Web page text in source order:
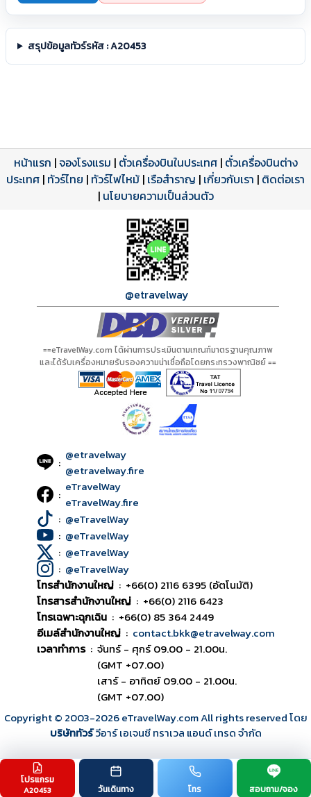
สรุปข้อมูลทัวร์รหัส : A20453
โปรแกรม
A20453 วันเดินทาง โทร สอบถาม/จอง
โปรแกรมทัวร์
ดาวน์โหลด PDF
รีวิวลูกค้าจริง
รีวิวจาก eTravelWay
เปิดหน้าเต็ม
ใบอนุญาตนำเที่ยว
เลขที่ 11/11450
เปิดหน้าเต็ม
หน้าแรก |จองโรงแรม | ตั๋วเครื่องบินในประเทศ| ตั๋วเครื่องบินต่าง
ประเทศ | ทัวร์ไทย | ทัวร์ไฟไหม้ | เรือสำราญ | เกี่ยวกับเรา | ติดต่อเรา
| นโยบายความเป็นส่วนตัว
@etravelway
==eTravelWay.com ได้ผ่านการประเมินตามเกณฑ์มาตรฐานคุณภาพ
และได้รับเครื่องหมายรับรองความน่าเชื่อถือโดยกระทรวงพาณิชย์ ==
: @etravelway
@etravelway.fire
: eTravelWay
eTravelWay.fire
: @eTravelWay
: @eTravelWay
: @eTravelWay
: @eTravelWay
โทรสำนักงานใหญ่ : +66(0) 2116 6395 (อัตโนมัติ)
โทรสารสำนักงานใหญ่ : +66(0) 2116 6423
โทรเฉพาะฉุกเฉิน : +66(0) 85 364 2449
อีเมล์สำนักงานใหญ่ : contact.bkk@etravelway.com
เวลาทำการ : จันทร์ - ศุกร์ 09.00 - 21.00น.
(GMT +07.00)
เสาร์ - อาทิตย์ 09.00 - 21.00น.
(GMT +07.00)
Copyright © 2003-2026eTravelWay.com All rights reserved โดย
บริษัททัวร์วีอาร์ เอเจนซี ทราเวล แอนด์ เทรด จำกัด
TOP